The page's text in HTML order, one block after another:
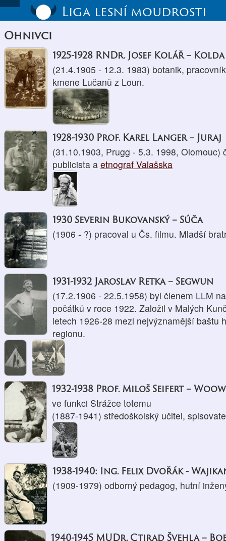
Liga lesní moudrosti
Ohnivci
1925-1928 RNDr. Josef Kolář – Kolda
(21.4.1905 - 12.3. 1983) botanik,
kmene Lučanů z Loun.
1928-1930 Prof. Karel Langer – Juraj
(31.10.1903, Prugg - 5.3. 1998, Olomouc)
publicista a etnograf Valašska
1930 Severin Bukovanský – Súča
(1906 - ?) pracoval u Čs. filmu. Mladší
1931-1932 Jaroslav Retka – Segwun
(17.2.1906 - 22.5.1958) byl členem LLM
počátků v roce 1922. Založil v Malých
letech 1926-28 mezi nejvýznamější baštu
regionu.
1932-1938 Prof. Miloš Seifert –
ve funkci Strážce totemu
(1887-1941) středoškolský učitel,
1938-1940: Ing. Felix Dvořák -
(1909-1979) odborný pedagog, hutní
1940-1945 MUDr. Ctirad Švehla –